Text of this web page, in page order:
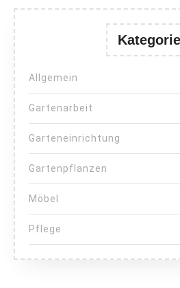
Allgemein
Gartenarbeit
Garteneinrichtung
Gartenpflanzen
Möbel
Pflege